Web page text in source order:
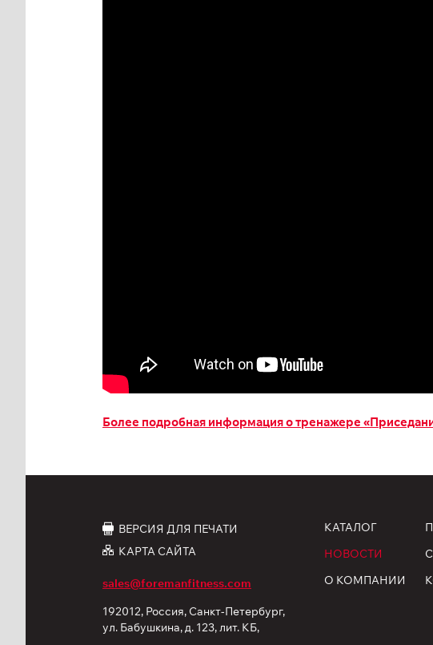
Более подробная информация о тренажере
ВЕРСИЯ ДЛЯ ПЕЧАТИ
КАРТА САЙТА
sales@foremanfitness.com
192012, Россия, Санкт-Петербург,
ул. Бабушкина, д. 123, лит. КБ,
КАТАЛОГ
НОВОСТИ
О КОМПАНИИ